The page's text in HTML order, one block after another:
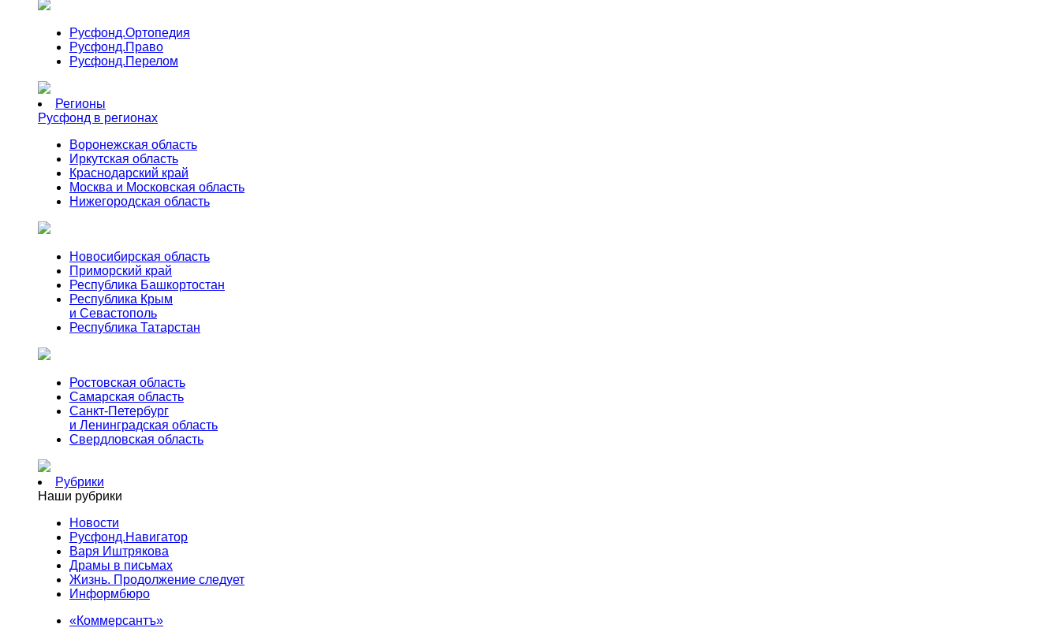
Русфонд.Ортопедия
Русфонд.Право
Русфонд.Перелом
Регионы
Русфонд в регионах
Воронежская область
Иркутская область
Краснодарский край
Москва и Московская область
Нижегородская область
Новосибирская область
Приморский край
Республика Башкортостан
Республика Крым
и Севастополь
Республика Татарстан
Ростовская область
Самарская область
Санкт-Петербург
и Ленинградская область
Свердловская область
Рубрики
Наши рубрики
Новости
Русфонд.Навигатор
Варя Иштрякова
Драмы в письмах
Жизнь. Продолжение следует
Информбюро
«Коммерсантъ»